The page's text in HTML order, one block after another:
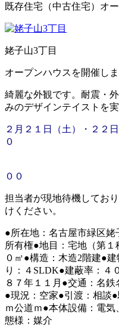
既存住宅（中古住宅）オ
姥子山3丁目
オープンハウスを開催しま
綺麗な外観です。耐震・
みのデザインテイストを実
２月２１日（土）・２２
０
午後１３
００
担当者が現地待機してお
けください。
●所在地：名古屋市緑区姥
所有権●地目：宅地（第
０㎡●構造：木造2階建●
り：４SLDK●建蔽率：４
８７年１１月●交通：名
●現況：空家●引渡：相談
ｍ公道ｍ●本体設備：電気
態様：媒介